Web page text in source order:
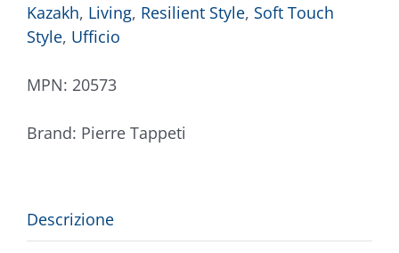
Kazakh, Living, Resilient Style, Soft Touch
Style, Ufficio
MPN: 20573
Brand: Pierre Tappeti
Descrizione